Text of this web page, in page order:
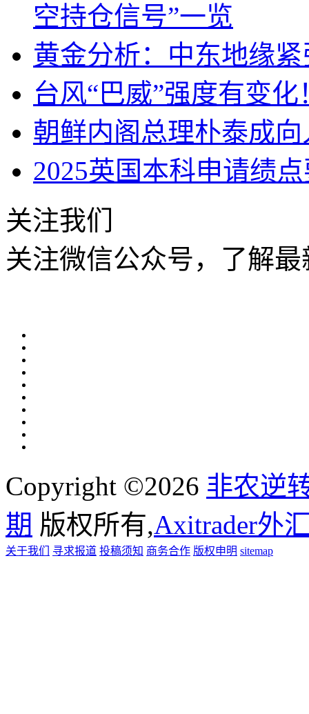
空持仓信号”一览
黄金分析：中东地缘
台风“巴威”强度有变
朝鲜内阁总理朴泰成
2025英国本科申请绩
关注我们
关注微信公众号，了解
Copyright ©2026 非农逆
期 版权所有,Axitrader外
关于我们 寻求报道 投稿须知 商务合作 版权申明 sitemap